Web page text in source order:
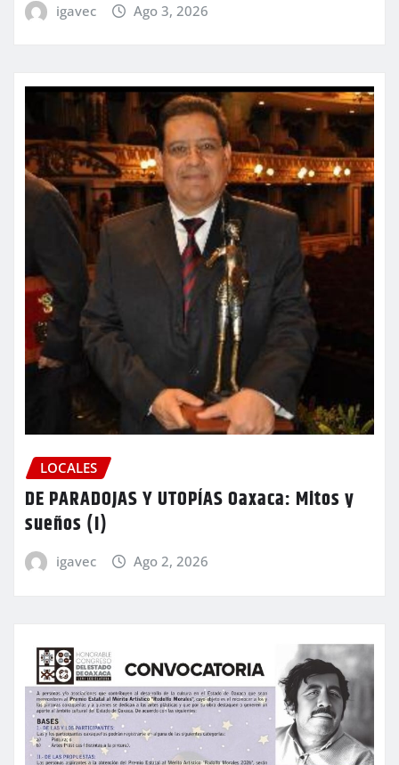
igavec Ago 3, 2026
LOCALES
DE PARADOJAS Y UTOPÍAS Oaxaca: Mitos y
sueños (I)
igavec Ago 2, 2026